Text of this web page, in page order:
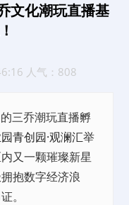
文化潮玩直播基
人气：808
三乔潮玩直播孵
青创园·观澜汇举
又一颗璀璨新星
抱数字经济浪
。